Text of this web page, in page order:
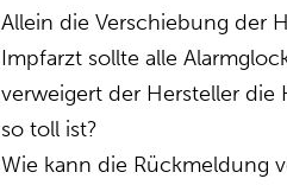
Allein die Verschiebung der
Impfarzt sollte alle
verweigert der Hersteller
so toll ist?
Wie kann die Rückmeldung